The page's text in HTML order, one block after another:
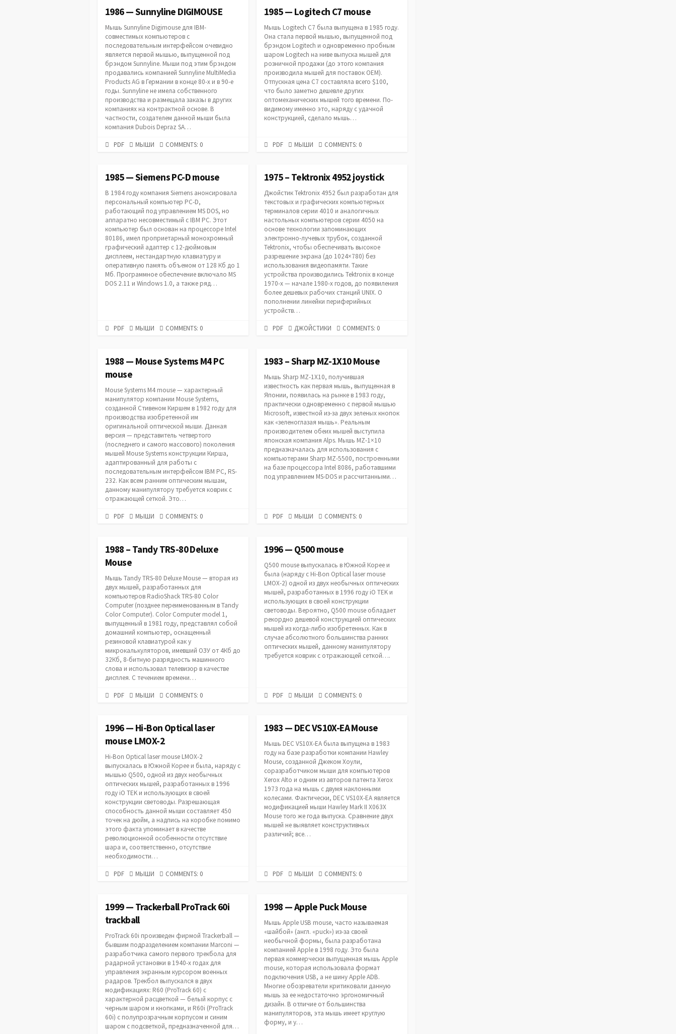
1986 — Sunnyline DIGIMOUSE
Мышь Sunnyline Digimouse для IBM-
совместимых компьютеров с
последовательным интерфейсом очевидно
является первой мышью, выпущенной под
брэндом Sunnyline. Мыши под этим брэндом
продавались компанией Sunnyline MultiMedia
Products AG в Германии в конце 80-х и в 90-е
годы. Sunnyline не имела собственного
производства и размещала заказы в других
компаниях на контрактной основе. В
частности, создателем данной мыши была
компания Dubois Depraz SA…
PDF
PDF CATEGORIES
МЫШИ COMMENTS: 0
1985 — Logitech C7 mouse
Мышь Logitech C7 была выпущена в 1985 году.
Она стала первой мышью, выпущенной под
брэндом Logitech и одновременно пробным
шаром Logitech на ниве выпуска мышей для
розничной продажи (до этого компания
производила мышей для поставок ОЕМ).
Отпускная цена C7 составляла всего $100,
что было заметно дешевле других
оптомеханических мышей того времени. По-
видимому именно это, наряду с удачной
конструкцией, сделало мышь…
PDF
PDF CATEGORIES
МЫШИ COMMENTS: 0
1985 — Siemens PC-D mouse
В 1984 году компания Siemens анонсировала
персональный компьютер PC-D,
работающий под управлением MS DOS, но
аппаратно несовместимый с IBM PC. Этот
компьютер был основан на процессоре Intel
80186, имел проприетарный монохромный
графический адаптер с 12-дюймовым
дисплеем, нестандартную клавиатуру и
оперативную память объемом от 128 Кб до 1
Мб. Программное обеспечение включало MS
DOS 2.11 и Windows 1.0, а также ряд…
PDF
PDF CATEGORIES
МЫШИ COMMENTS: 0
1975 – Tektronix 4952 joystick
Джойстик Tektronix 4952 был разработан для
текстовых и графических компьютерных
терминалов серии 4010 и аналогичных
настольных компьютеров серии 4050 на
основе технологии запоминающих
электронно-лучевых трубок, созданной
Tektronix, чтобы обеспечивать высокое
разрешение экрана (до 1024×780) без
использования видеопамяти. Такие
устройства производились Tektronix в конце
1970-х — начале 1980-х годов, до появиления
более дешевых рабочих станций UNIX. О
пополнении линейки периферийных
устройств…
PDF
PDF CATEGORIES
ДЖОЙСТИКИ COMMENTS: 0
1988 — Mouse Systems M4 PC
mouse
Mouse Systems M4 mouse — характерный
манипулятор компании Mouse Systems,
созданной Стивеном Киршем в 1982 году для
производства изобретенной им
оригинальной оптической мыши. Данная
версия — представитель четвертого
(последнего и самого массового) поколения
мышей Mouse Systems конструкции Кирша,
адаптированный для работы с
последовательным интерфейсом IBM PC, RS-
232. Как всем ранним оптическим мышам,
данному манипулятору требуется коврик с
отражающей сеткой. Это…
PDF
PDF CATEGORIES
МЫШИ COMMENTS: 0
1983 – Sharp MZ-1X10 Mouse
Мышь Sharp MZ-1X10, получившая
известность как первая мышь, выпущенная в
Японии, появилась на рынке в 1983 году,
практически одновременно с первой мышью
Microsoft, известной из-за двух зеленых кнопок
как «зеленоглазая мышь». Реальным
производителем обеих мышей выступила
японская компания Alps. Мышь MZ-1×10
предназначалась для использования с
компьютерами Sharp MZ-5500, построенными
на базе процессора Intel 8086, работавшими
под управлением MS-DOS и рассчитанными…
PDF
PDF CATEGORIES
МЫШИ COMMENTS: 0
1988 – Tandy TRS-80 Deluxe
Mouse
Мышь Tandy TRS-80 Deluxe Mouse — вторая из
двух мышей, разработанных для
компьютеров RadioShack TRS-80 Color
Computer (позднее переименованным в Tandy
Color Computer). Color Computer model 1,
выпущенный в 1981 году, представлял собой
домашний компьютер, оснащенный
резиновой клавиатурой как у
микрокалькуляторов, имевший ОЗУ от 4Кб до
32Кб, 8-битную разрядность машинного
слова и использовал телевизор в качестве
дисплея. С течением времени…
PDF
PDF CATEGORIES
МЫШИ COMMENTS: 0
1996 — Q500 mouse
Q500 mouse выпускалась в Южной Корее и
была (наряду с Hi-Bon Optical laser mouse
LMOX-2) одной из двух необычных оптических
мышей, разработанных в 1996 году iO TEK и
использующих в своей конструкции
световоды. Вероятно, Q500 mouse обладает
рекордно дешевой конструкцией оптических
мышей из когда-либо изобретенных. Как в
случае абсолютного большинства ранних
оптических мышей, данному манипулятору
требуется коврик с отражающей сеткой….
PDF
PDF CATEGORIES
МЫШИ COMMENTS: 0
1996 — Hi-Bon Optical laser
mouse LMOX-2
Hi-Bon Optical laser mouse LMOX-2
выпускалась в Южной Корее и была, наряду с
мышью Q500, одной из двух необычных
оптических мышей, разработанных в 1996
году iO TEK и использующих в своей
конструкции световоды. Разрешающая
способность данной мыши составляет 450
точек на дюйм, а надпись на коробке помимо
этого факта упоминает в качестве
революционной особенности отсутствие
шара и, соответственно, отсутствие
необходимости…
PDF
PDF CATEGORIES
МЫШИ COMMENTS: 0
1983 — DEC VS10X-EA Mouse
Мышь DEC VS10X-EA была выпущена в 1983
году на базе разработки компании Hawley
Mouse, созданной Джеком Хоули,
соразработчиком мыши для компьютеров
Xerox Alto и одним из авторов патента Xerox
1973 года на мышь с двумя наклонными
колесами. Фактически, DEC VS10X-EA является
модификацией мыши Hawley Mark II X063X
Mouse того же года выпуска. Сравнение двух
мышей не выявляет конструктивных
различий; все…
PDF
PDF CATEGORIES
МЫШИ COMMENTS: 0
1999 — Trackerball ProTrack 60i
trackball
ProTrack 60i произведен фирмой Trackerball —
бывшим подразделением компании Marconi —
разработчика самого первого трекбола для
радарной установки в 1940-х годах для
управления экранным курсором военных
радаров. Трекбол выпускался в двух
модификациях: R60 (ProTrack 60) с
характерной расцветкой — белый корпус с
черным шаром и кнопками, и R60i (ProTrack
60i) с полупрозрачным корпусом и синим
шаром с подсветкой, предназначенной для…
1998 — Apple Puck Mouse
Мышь Apple USB mouse, часто называемая
«шайбой» (англ. «puck») из-за своей
необычной формы, была разработана
компанией Apple в 1998 году. Это была
первая коммерчески выпущенная мышь Apple
mouse, которая использовала формат
подключения USB, а не шину Apple ADB.
Многие обозреватели критиковали данную
мышь за ее недостаточно эргономичный
дизайн. В отличие от большинства
манипуляторов, эта мышь имеет круглую
форму, и у…